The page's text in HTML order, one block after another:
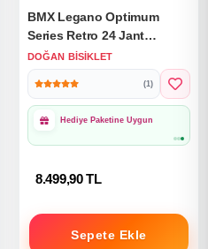
BMX Legano Optimum
Series Retro 24 Jant
Bisiklet Mavi - 21 Vites 24
Jant Bisiklet
DOĞAN BISIKLET
(1)
Hediye Paketine Uygun
8.499,90 TL
Sepete Ekle